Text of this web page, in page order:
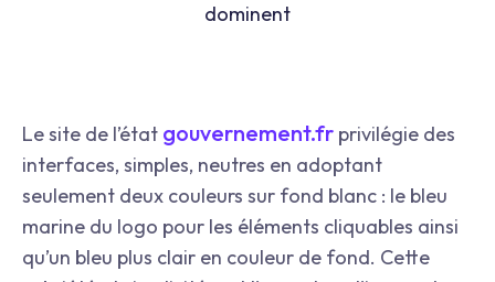
dominent
Le site de l’état gouvernement.fr privilégie des
interfaces, simples, neutres en adoptant
seulement deux couleurs sur fond blanc : le bleu
marine du logo pour les éléments cliquables ainsi
qu’un bleu plus clair en couleur de fond. Cette